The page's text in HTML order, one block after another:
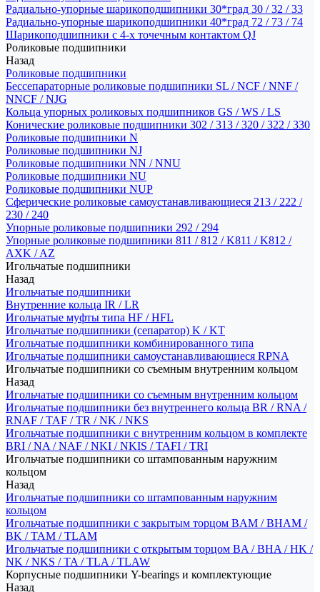
Радиально-упорные шарикоподшипники 30*град 30 / 32 / 33
Радиально-упорные шарикоподшипники 40*град 72 / 73 / 74
Шарикоподшипники с 4-х точечным контактом QJ
Роликовые подшипники
Назад
Роликовые подшипники
Бессепараторные роликовые подшипники SL / NCF / NNF /
NNCF / NJG
Кольца упорных роликовых подшипников GS / WS / LS
Конические роликовые подшипники 302 / 313 / 320 / 322 / 330
Роликовые подшипники N
Роликовые подшипники NJ
Роликовые подшипники NN / NNU
Роликовые подшипники NU
Роликовые подшипники NUP
Сферические роликовые самоустанавливающиеся 213 / 222 /
230 / 240
Упорные роликовые подшипники 292 / 294
Упорные роликовые подшипники 811 / 812 / K811 / K812 /
AXK / AZ
Игольчатые подшипники
Назад
Игольчатые подшипники
Внутренние кольца IR / LR
Игольчатые муфты типа HF / HFL
Игольчатые подшипники (сепаратор) K / KT
Игольчатые подшипники комбинированного типа
Игольчатые подшипники самоустанавливающиеся RPNA
Игольчатые подшипники со съемным внутренним кольцом
Назад
Игольчатые подшипники со съемным внутренним кольцом
Игольчатые подшипники без внутреннего кольца BR / RNA /
RNAF / TAF / TR / NK / NKS
Игольчатые подшипники с внутренним кольцом в комплекте
BRI / NA / NAF / NKI / NKIS / TAFI / TRI
Игольчатые подшипники со штампованным наружним
кольцом
Назад
Игольчатые подшипники со штампованным наружним
кольцом
Игольчатые подшипники с закрытым торцом BAM / BHAM /
BK / TAM / TLAM
Игольчатые подшипники с открытым торцом BA / BHA / HK /
NK / NKS / TA / TLA / TLAW
Корпусные подшипники Y-bearings и комплектующие
Назад